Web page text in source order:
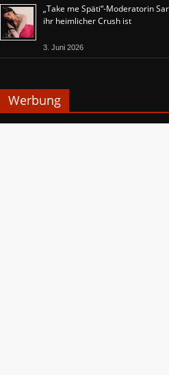
„Take me Späti“-Moderatorin
ihr heimlicher Crush ist
3. Juni 2026
Werbung